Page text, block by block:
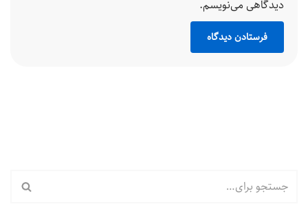
دیدگاهی می‌نویسم.